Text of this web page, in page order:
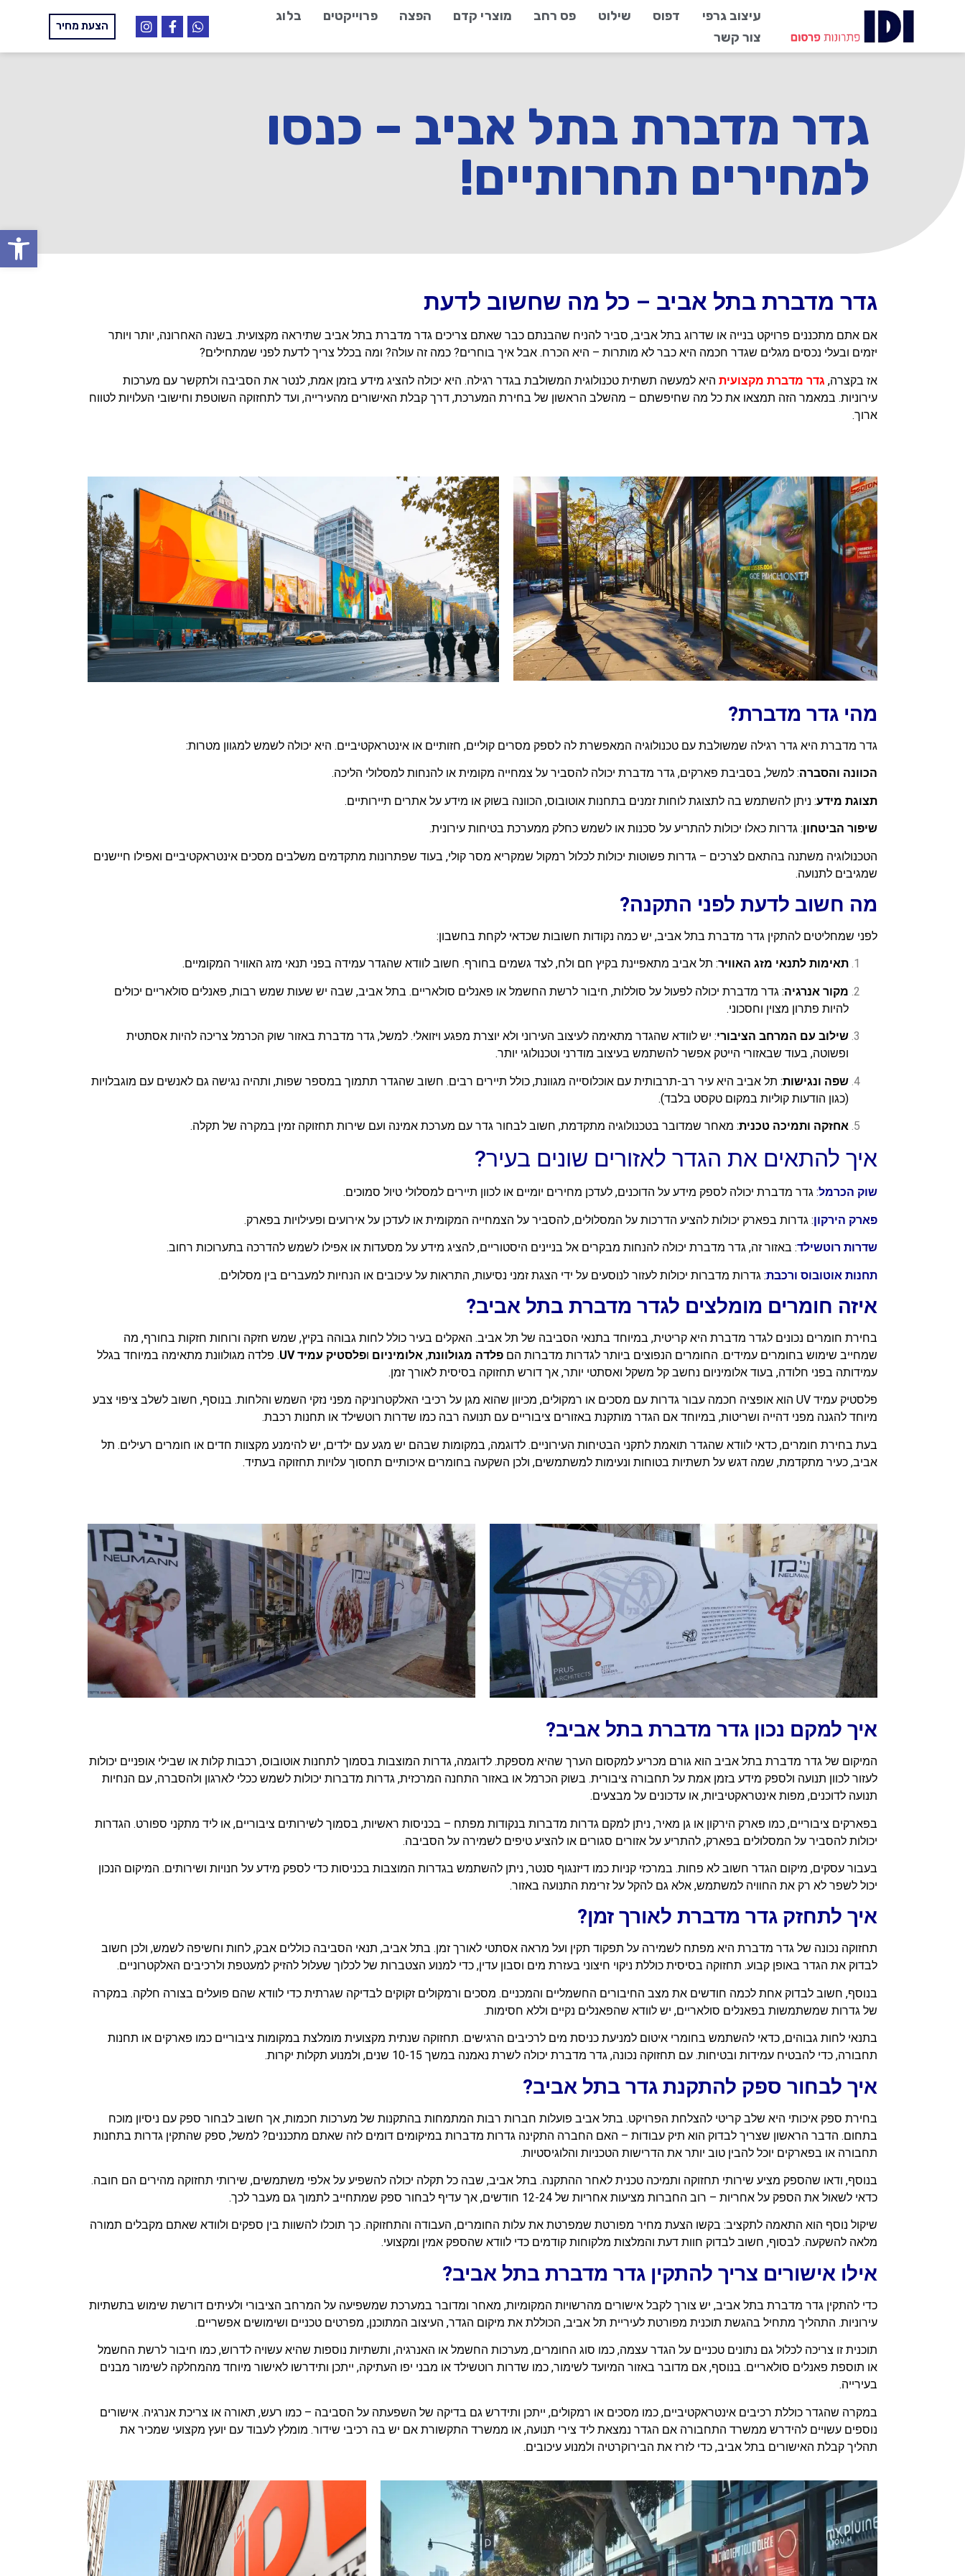
עיצוב גרפי דפוס שילוט פס רחב מוצרי קדם הפצה פרוייקטים
בלוג
צור קשר
הצעת מחיר
גדר מדברת בתל אביב – כנסו
למחירים תחרותיים!
גדר מדברת בתל אביב – כל מה שחשוב לדעת
אם אתם מתכננים פרויקט בנייה או שדרוג בתל אביב, סביר להניח שהבנתם כבר שאתם צריכים גדר מדברת בתל אביב שתיראה מקצועית. בשנה האחרונה, יותר ויותר
יזמים ובעלי נכסים מגלים שגדר חכמה היא כבר לא מותרות – היא הכרח. אבל איך בוחרים? כמה זה עולה? ומה בכלל צריך לדעת לפני שמתחילים?
אז בקצרה, גדר מדברת מקצועית היא למעשה תשתית טכנולוגית המשולבת בגדר רגילה. היא יכולה להציג מידע בזמן אמת, לנטר את הסביבה ולתקשר עם מערכות
עירוניות. במאמר הזה תמצאו את כל מה שחיפשתם – מהשלב הראשון של בחירת המערכת, דרך קבלת האישורים מהעירייה, ועד לתחזוקה השוטפת וחישובי העלויות לטווח
ארוך.
מהי גדר מדברת?
גדר מדברת היא גדר רגילה שמשולבת עם טכנולוגיה המאפשרת לה לספק מסרים קוליים, חזותיים או אינטראקטיביים. היא יכולה לשמש למגוון מטרות:
הכוונה והסברה: למשל, בסביבת פארקים, גדר מדברת יכולה להסביר על צמחייה מקומית או להנחות למסלולי הליכה.
תצוגת מידע: ניתן להשתמש בה לתצוגת לוחות זמנים בתחנות אוטובוס, הכוונה בשוק או מידע על אתרים תיירותיים.
שיפור הביטחון: גדרות כאלו יכולות להתריע על סכנות או לשמש כחלק ממערכת בטיחות עירונית.
הטכנולוגיה משתנה בהתאם לצרכים – גדרות פשוטות יכולות לכלול רמקול שמקריא מסר קולי, בעוד שפתרונות מתקדמים משלבים מסכים אינטראקטיביים ואפילו חיישנים
שמגיבים לתנועה.
מה חשוב לדעת לפני התקנה?
לפני שמחליטים להתקין גדר מדברת בתל אביב, יש כמה נקודות חשובות שכדאי לקחת בחשבון:
תאימות לתנאי מזג האוויר: תל אביב מתאפיינת בקיץ חם ולח, לצד גשמים בחורף. חשוב לוודא שהגדר עמידה בפני תנאי מזג האוויר המקומיים.
מקור אנרגיה: גדר מדברת יכולה לפעול על סוללות, חיבור לרשת החשמל או פאנלים סולאריים. בתל אביב, שבה יש שעות שמש רבות, פאנלים סולאריים יכולים
להיות פתרון מצוין וחסכוני.
שילוב עם המרחב הציבורי: יש לוודא שהגדר מתאימה לעיצוב העירוני ולא יוצרת מפגע ויזואלי. למשל, גדר מדברת באזור שוק הכרמל צריכה להיות אסתטית
ופשוטה, בעוד שבאזורי הייטק אפשר להשתמש בעיצוב מודרני וטכנולוגי יותר.
שפה ונגישות: תל אביב היא עיר רב-תרבותית עם אוכלוסייה מגוונת, כולל תיירים רבים. חשוב שהגדר תתמוך במספר שפות, ותהיה נגישה גם לאנשים עם מוגבלויות
(כגון הודעות קוליות במקום טקסט בלבד).
אחזקה ותמיכה טכנית: מאחר שמדובר בטכנולוגיה מתקדמת, חשוב לבחור גדר עם מערכת אמינה ועם שירות תחזוקה זמין במקרה של תקלה.
איך להתאים את הגדר לאזורים שונים בעיר?
שוק הכרמל: גדר מדברת יכולה לספק מידע על הדוכנים, לעדכן מחירים יומיים או לכוון תיירים למסלולי טיול סמוכים.
פארק הירקון: גדרות בפארק יכולות להציע הדרכות על המסלולים, להסביר על הצמחייה המקומית או לעדכן על אירועים ופעילויות בפארק.
שדרות רוטשילד: באזור זה, גדר מדברת יכולה להנחות מבקרים אל בניינים היסטוריים, להציג מידע על מסעדות או אפילו לשמש להדרכה בתערוכות רחוב.
תחנות אוטובוס ורכבת: גדרות מדברות יכולות לעזור לנוסעים על ידי הצגת זמני נסיעות, התראות על עיכובים או הנחיות למעברים בין מסלולים.
איזה חומרים מומלצים לגדר מדברת בתל אביב?
בחירת חומרים נכונים לגדר מדברת היא קריטית, במיוחד בתנאי הסביבה של תל אביב. האקלים בעיר כולל לחות גבוהה בקיץ, שמש חזקה ורוחות חזקות בחורף, מה
שמחייב שימוש בחומרים עמידים. החומרים הנפוצים ביותר לגדרות מדברות הם פלדה מגולוונת, אלומיניום ופלסטיק עמיד UV
. פלדה מגולוונת מתאימה במיוחד בגלל
עמידותה בפני חלודה, בעוד אלומיניום נחשב קל משקל ואסתטי יותר, אך דורש תחזוקה בסיסית לאורך זמן.
פלסטיק עמיד UV הוא אופציה חכמה עבור גדרות עם מסכים או רמקולים, מכיוון שהוא מגן על רכיבי האלקטרוניקה מפני נזקי השמש והלחות. בנוסף, חשוב לשלב ציפוי צבע
מיוחד להגנה מפני דהייה ושריטות, במיוחד אם הגדר מותקנת באזורים ציבוריים עם תנועה רבה כמו שדרות רוטשילד או תחנות רכבת.
בעת בחירת חומרים, כדאי לוודא שהגדר תואמת לתקני הבטיחות העירוניים. לדוגמה, במקומות שבהם יש מגע עם ילדים, יש להימנע מקצוות חדים או חומרים רעילים. תל
אביב, כעיר מתקדמת, שמה דגש על תשתיות בטוחות ונעימות למשתמשים, ולכן השקעה בחומרים איכותיים תחסוך עלויות תחזוקה בעתיד.
איך למקם נכון גדר מדברת בתל אביב?
המיקום של גדר מדברת בתל אביב הוא גורם מכריע למקסום הערך שהיא מספקת. לדוגמה, גדרות המוצבות בסמוך לתחנות אוטובוס, רכבות קלות או שבילי אופניים יכולות
לעזור לכוון תנועה ולספק מידע בזמן אמת על תחבורה ציבורית. בשוק הכרמל או באזור התחנה המרכזית, גדרות מדברות יכולות לשמש ככלי לארגון ולהסברה, עם הנחיות
תנועה לדוכנים, מפות אינטראקטיביות, או עדכונים על מבצעים.
בפארקים ציבוריים, כמו פארק הירקון או גן מאיר, ניתן למקם גדרות מדברות בנקודות מפתח – בכניסות ראשיות, בסמוך לשירותים ציבוריים, או ליד מתקני ספורט. הגדרות
יכולות להסביר על המסלולים בפארק, להתריע על אזורים סגורים או להציע טיפים לשמירה על הסביבה.
בעבור עסקים, מיקום הגדר חשוב לא פחות. במרכזי קניות כמו דיזנגוף סנטר, ניתן להשתמש בגדרות המוצבות בכניסות כדי לספק מידע על חנויות ושירותים. המיקום הנכון
יכול לשפר לא רק את החוויה למשתמש, אלא גם להקל על זרימת התנועה באזור.
איך לתחזק גדר מדברת לאורך זמן?
תחזוקה נכונה של גדר מדברת היא מפתח לשמירה על תפקוד תקין ועל מראה אסתטי לאורך זמן. בתל אביב, תנאי הסביבה כוללים אבק, לחות וחשיפה לשמש, ולכן חשוב
לבדוק את הגדר באופן קבוע. תחזוקה בסיסית כוללת ניקוי חיצוני בעזרת מים וסבון עדין, כדי למנוע הצטברות של לכלוך שעלול להזיק למעטפת ולרכיבים האלקטרוניים.
בנוסף, חשוב לבדוק אחת לכמה חודשים את מצב החיבורים החשמליים והמכניים. מסכים ורמקולים זקוקים לבדיקה שגרתית כדי לוודא שהם פועלים בצורה חלקה. במקרה
של גדרות שמשתמשות בפאנלים סולאריים, יש לוודא שהפאנלים נקיים וללא חסימות.
בתנאי לחות גבוהים, כדאי להשתמש בחומרי איטום למניעת כניסת מים לרכיבים הרגישים. תחזוקה שנתית מקצועית מומלצת במקומות ציבוריים כמו פארקים או תחנות
תחבורה, כדי להבטיח עמידות ובטיחות. עם תחזוקה נכונה, גדר מדברת יכולה לשרת נאמנה במשך 10-15 שנים, ולמנוע תקלות יקרות.
איך לבחור ספק להתקנת גדר בתל אביב?
בחירת ספק איכותי היא שלב קריטי להצלחת הפרויקט. בתל אביב פועלות חברות רבות המתמחות בהתקנות של מערכות חכמות, אך חשוב לבחור ספק עם ניסיון מוכח
בתחום. הדבר הראשון שצריך לבדוק הוא תיק עבודות – האם החברה התקינה גדרות מדברות במיקומים דומים לזה שאתם מתכננים? למשל, ספק שהתקין גדרות בתחנות
תחבורה או בפארקים יוכל להבין טוב יותר את הדרישות הטכניות והלוגיסטיות.
בנוסף, ודאו שהספק מציע שירותי תחזוקה ותמיכה טכנית לאחר ההתקנה. בתל אביב, שבה כל תקלה יכולה להשפיע על אלפי משתמשים, שירותי תחזוקה מהירים הם חובה.
כדאי לשאול את הספק על אחריות – רוב החברות מציעות אחריות של 12-24 חודשים, אך עדיף לבחור ספק שמתחייב לתמוך גם מעבר לכך.
שיקול נוסף הוא התאמה לתקציב: בקשו הצעת מחיר מפורטת שמפרטת את עלות החומרים, העבודה והתחזוקה. כך תוכלו להשוות בין ספקים ולוודא שאתם מקבלים תמורה
מלאה להשקעה. לבסוף, חשוב לבדוק חוות דעת והמלצות מלקוחות קודמים כדי לוודא שהספק אמין ומקצועי.
אילו אישורים צריך להתקין גדר מדברת בתל אביב?
כדי להתקין גדר מדברת בתל אביב, יש צורך לקבל אישורים מהרשויות המקומיות, מאחר ומדובר במערכת שמשפיעה על המרחב הציבורי ולעיתים דורשת שימוש בתשתיות
עירוניות. התהליך מתחיל בהגשת תוכנית מפורטת לעיריית תל אביב, הכוללת את מיקום הגדר, העיצוב המתוכנן, מפרטים טכניים ושימושים אפשריים.
תוכנית זו צריכה לכלול גם נתונים טכניים על הגדר עצמה, כמו סוג החומרים, מערכות החשמל או האנרגיה, ותשתיות נוספות שהיא עשויה לדרוש, כמו חיבור לרשת החשמל
או תוספת פאנלים סולאריים. בנוסף, אם מדובר באזור המיועד לשימור, כמו שדרות רוטשילד או מבני יפו העתיקה, ייתכן ותידרשו לאישור מיוחד מהמחלקה לשימור מבנים
בעירייה.
במקרה שהגדר כוללת רכיבים אינטראקטיביים, כמו מסכים או רמקולים, ייתכן ותידרש גם בדיקה של השפעתה על הסביבה – כמו רעש, תאורה או צריכת אנרגיה. אישורים
נוספים עשויים להידרש ממשרד התחבורה אם הגדר נמצאת ליד צירי תנועה, או ממשרד התקשורת אם יש בה רכיבי שידור. מומלץ לעבוד עם יועץ מקצועי שמכיר את
תהליך קבלת האישורים בתל אביב, כדי לזרז את הבירוקרטיה ולמנוע עיכובים.